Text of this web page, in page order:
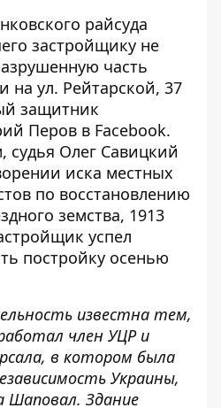
райсуда
застройщику не
часть
на ул. Рейтарской, 37
защитник
Перов в Facebook.
судья Олег Савицкий
иска местных
по восстановлению
земства, 1913
успел
постройку осенью
известна тем,
член УЦР и
в котором была
Украины,
Шаповал. Здание